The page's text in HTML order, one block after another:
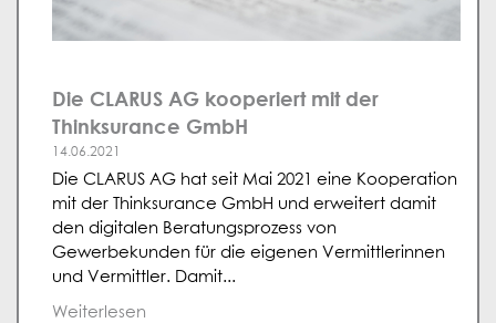
Die CLARUS AG kooperiert mit der
Thinksurance GmbH
14.06.2021
Die CLARUS AG hat seit Mai 2021 eine Kooperation
mit der Thinksurance GmbH und erweitert damit
den digitalen Beratungsprozess von
Gewerbekunden für die eigenen Vermittlerinnen
und Vermittler. Damit...
Weiterlesen